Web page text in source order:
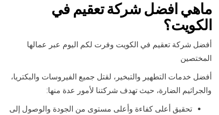
ماهي افضل شركة تعقيم في
الكويت؟
أفضل شركة تعقيم في الكويت وفرت لكم اليوم عبر عمالها
المختصين
أفضل خدمات التطهير والتبخير، لقتل جميع الفيروسات والبكتريا،
والجراثيم الضارة، حيث تهدف شركتنا لأمور عدة منها:
تحقيق أعلى كفاءة وأعلى مستوى من الجودة والوصول إلى